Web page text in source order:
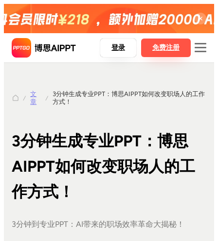
博思AIPPT
博思白板boardmix
博思设计Pixso
AI一键生成PPT
文档生成PPT
登录 免费注册
文
章
3分钟生成专业PPT：博思AIPPT如何改变职场人的工作
方式！
3分钟生成专业PPT：博思
AIPPT如何改变职场人的工
作方式！
3分钟到专业PPT：AI带来的职场效率革命大揭秘！